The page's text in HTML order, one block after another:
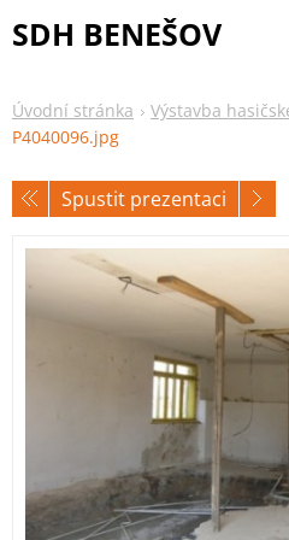
SDH BENEŠOV
Úvodní stránka
Výstavba
P4040096.jpg
Spustit prezentaci